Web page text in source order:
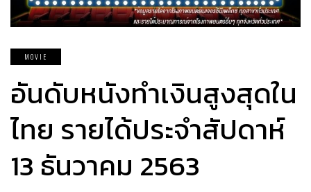
MOVIE
อันดับหนังทำเงินสูงสุดใน
ไทย รายได้ประจำสัปดาห์
13 ธันวาคม 2563